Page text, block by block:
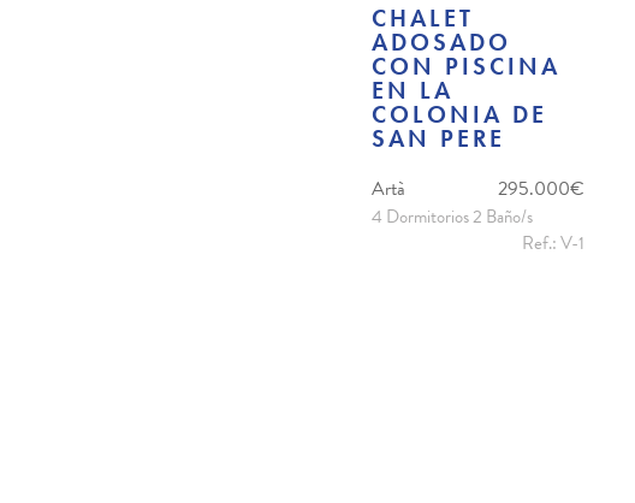
CHALET
ADOSADO
CON PISCINA
EN LA
COLONIA DE
SAN PERE
Artà 295.000€
4 Dormitorios 2 Baño/s
Ref.: V-1